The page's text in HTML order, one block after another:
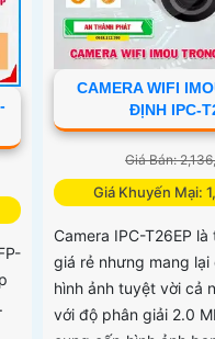
CAMERA WIFI
ĐỊNH IPC-
Giá Bán:
Giá Khuyến Mại:
Camera IPC-T26EP
giá rẻ nhưng mang lại
hình ảnh tuyệt vời cả
với độ phân giải 2.0